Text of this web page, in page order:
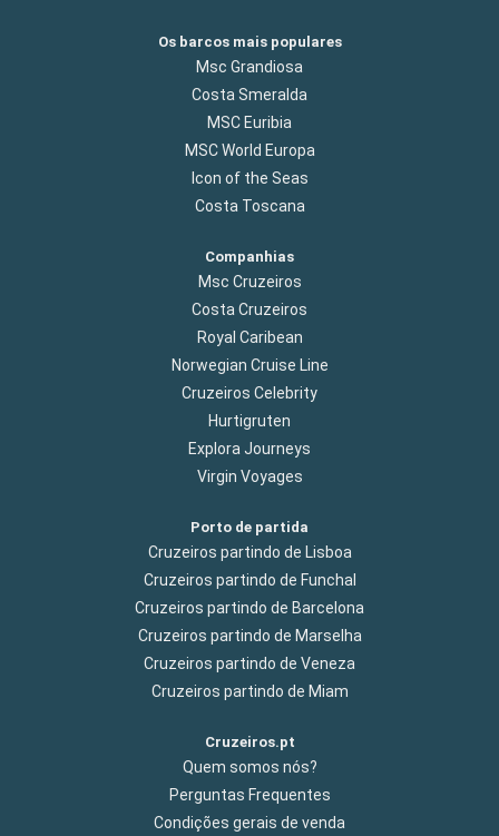
Os barcos mais populares
Msc Grandiosa
Costa Smeralda
MSC Euribia
MSC World Europa
Icon of the Seas
Costa Toscana
Companhias
Msc Cruzeiros
Costa Cruzeiros
Royal Caribean
Norwegian Cruise Line
Cruzeiros Celebrity
Hurtigruten
Explora Journeys
Virgin Voyages
Porto de partida
Cruzeiros partindo de Lisboa
Cruzeiros partindo de Funchal
Cruzeiros partindo de Barcelona
Cruzeiros partindo de Marselha
Cruzeiros partindo de Veneza
Cruzeiros partindo de Miam
Cruzeiros.pt
Quem somos nós?
Perguntas Frequentes
Condições gerais de venda